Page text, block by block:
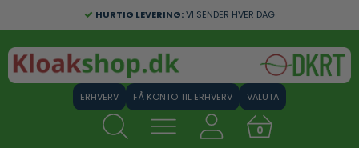
HURTIG LEVERING:VI SENDER HVER DAG
GRATIS FRAGT:VED ERHVERVSKØB OVER 1000 KR.
FÅ KONTO TIL ERHVERV VALUTA
0